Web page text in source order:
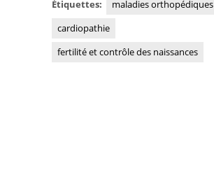
Étiquettes:
maladies orthopédiques
cardiopathie
fertilité et contrôle des naissances